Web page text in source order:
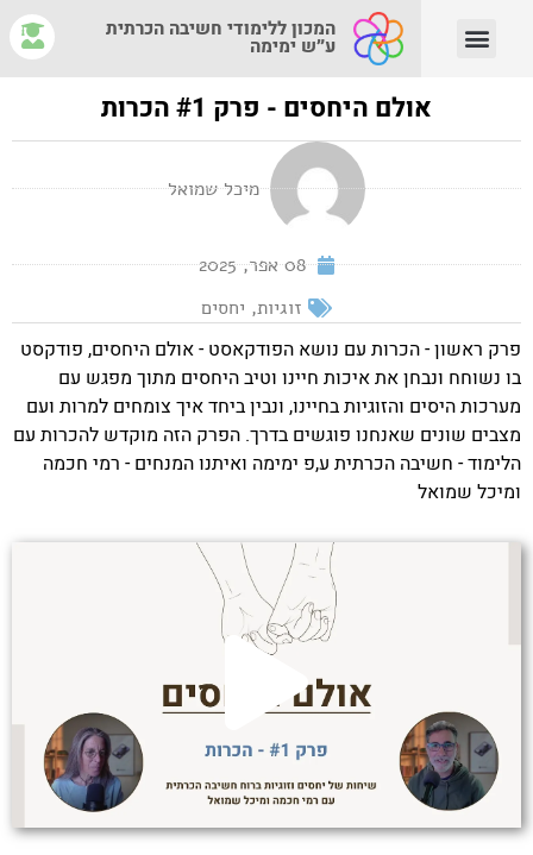
המכון ללימודי חשיבה הכרתית
ע״ש ימימה
אולם היחסים - פרק #1 הכרות
מיכל שמואל
08 אפר, 2025
זוגיות, יחסים
פרק ראשון - הכרות עם נושא הפודקאסט - אולם היחסים, פודקסט
בו נשוחח ונבחן את איכות חיינו וטיב היחסים מתוך מפגש עם
מערכות היסים והזוגיות בחיינו, ונבין ביחד איך צומחים למרות ועם
מצבים שונים שאנחנו פוגשים בדרך. הפרק הזה מוקדש להכרות עם
הלימוד - חשיבה הכרתית ע,פ ימימה ואיתנו המנחים - רמי חכמה
ומיכל שמואל